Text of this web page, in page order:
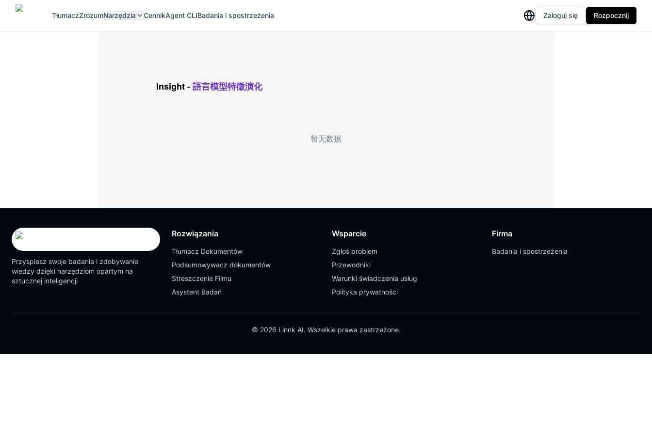
TłumaczZrozumNarzędzia CennikAgent CLIBadania i spostrzeżenia Zaloguj się Rozpocznij
Insight-語言模型特徵演化
暂无数据
Przyspiesz swoje badania i zdobywanie
wiedzy dzięki narzędziom opartym na
sztucznej inteligencji
Rozwiązania
Tłumacz Dokumentów
Podsumowywacz dokumentów
Streszczenie Filmu
Asystent Badań
Wsparcie
Zgłoś problem
Przewodniki
Warunki świadczenia usług
Polityka prywatności
Firma
Badania i spostrzeżenia
© 2026 Linnk AI. Wszelkie prawa zastrzeżone.